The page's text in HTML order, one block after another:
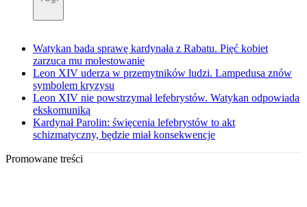
Watykan bada sprawę kardynała z Rabatu. Pięć kobiet
zarzuca mu molestowanie
Leon XIV uderza w przemytników ludzi. Lampedusa znów
symbolem kryzysu
Leon XIV nie powstrzymał lefebrystów. Watykan odpowiada
ekskomuniką
Kardynał Parolin: święcenia lefebrystów to akt
schizmatyczny, będzie miał konsekwencje
Promowane treści